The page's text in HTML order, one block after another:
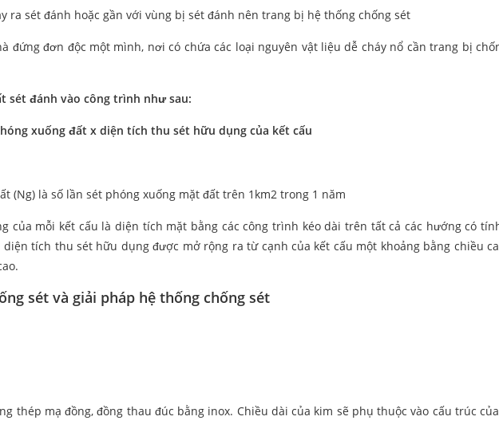
ra sét đánh hoặc gần với vùng bị sét đánh nên trang bị hệ thống chống sét
đứng đơn độc một mình, nơi có chứa các loại nguyên vật liệu dễ cháy nổ cần trang bị
sét đánh vào công trình như sau:
xuống đất x diện tích thu sét hữu dụng của kết cấu
(Ng) là số lần sét phóng xuống mặt đất trên 1km2 trong 1 năm
của mỗi kết cấu là diện tích mặt bằng các công trình kéo dài trên tất cả các hướng có
diện tích thu sét hữu dụng được mở rộng ra từ cạnh của kết cấu một khoảng bằng chiều
sét và giải pháp hệ thống chống sét
thép mạ đồng, đồng thau đúc bằng inox. Chiều dài của kim sẽ phụ thuộc vào cấu trúc